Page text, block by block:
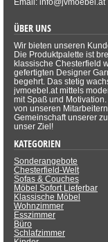
Email: info@jvmoebel.at
ÜBER UNS
Wir bieten unseren
Die Produktpalette ist
klassische Chesterfield
gefertigten Designer
begehrt. Das stetig
jvmoebel.at mittels
mit Spaß und
von unseren
Gemeinschaft unserer
unser Ziel!
KATEGORIEN
Sonderangebote
Chesterfield-Welt
Sofas & Couches
Möbel Sofort Lieferbar
Klassische Möbel
Wohnzimmer
Esszimmer
Büro
Schlafzimmer